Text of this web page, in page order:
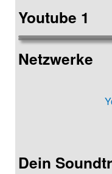
Youtube 1
Netzwerke
Dein